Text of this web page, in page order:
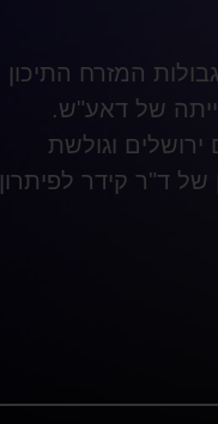
את גבולות המזרח התיכון
של דאע"ש.
וגולשת
של ד"ר קידר לפיתרון